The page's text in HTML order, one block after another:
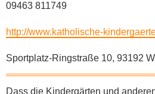
09463 811749
http://www.katholische-
Sportplatz-Ringstraße 10, 93192
Dass die Kindergärten und